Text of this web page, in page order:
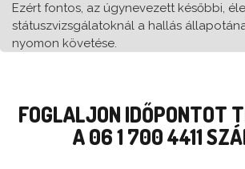
Ezért fontos, az úgynevezett későbbi,
státuszvizsgálatoknál a hallás
nyomon követése.
FOGLALJON IDŐPONTOT
A 06 1 700 4411